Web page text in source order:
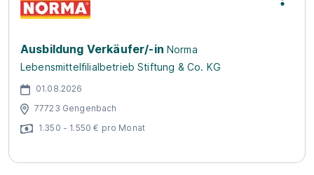
Ausbildung Verkäufer/-in Norma
Lebensmittelfilialbetrieb Stiftung & Co. KG
01.08.2026
77723 Gengenbach
1.350 - 1.550 € pro Monat